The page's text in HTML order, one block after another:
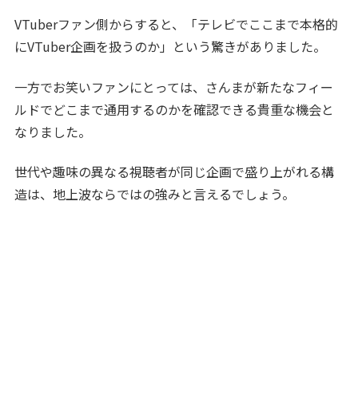
VTuberファン側からすると、「テレビでここまで本格的
にVTuber企画を扱うのか」という驚きがありました。
一方でお笑いファンにとっては、さんまが新たなフィー
ルドでどこまで通用するのかを確認できる貴重な機会と
なりました。
世代や趣味の異なる視聴者が同じ企画で盛り上がれる構
造は、地上波ならではの強みと言えるでしょう。